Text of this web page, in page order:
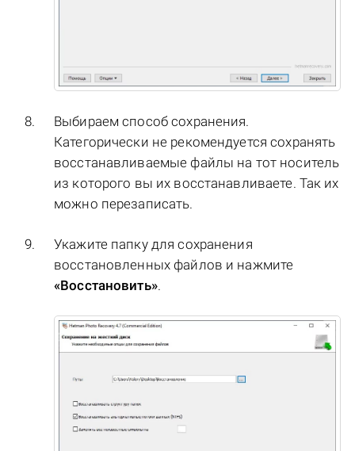
Выбираем способ сохранения.
Категорически не рекомендуется сохранять
восстанавливаемые файлы на тот носитель
из которого вы их восстанавливаете. Так их
можно перезаписать.
Укажите папку для сохранения
восстановленных файлов и нажмите
«Восстановить».